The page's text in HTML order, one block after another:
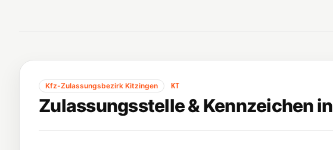
Kfz-Zulassungsbezirk Kitzingen KT
Zulassungsstelle & Kennzeichen in